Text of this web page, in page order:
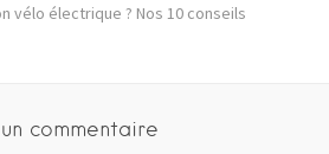
vélo électrique ? Nos 10 conseils
commentaire